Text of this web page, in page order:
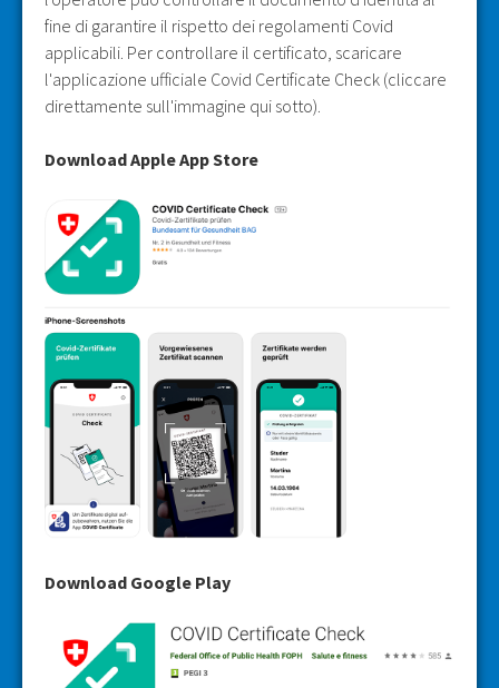
fine di garantire il rispetto dei regolamenti Covid
applicabili. Per controllare il certificato, scaricare
l'applicazione ufficiale Covid Certificate Check (cliccare
direttamente sull'immagine qui sotto).
Download Apple App Store
Download Google Play